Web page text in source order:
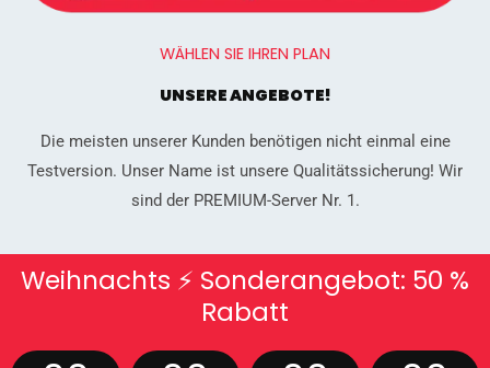
WÄHLEN SIE IHREN PLAN
UNSERE ANGEBOTE!
Die meisten unserer Kunden benötigen nicht einmal eine
Testversion. Unser Name ist unsere Qualitätssicherung! Wir
sind der PREMIUM-Server Nr. 1.
Weihnachts ⚡ Sonderangebot: 50 %
Rabatt